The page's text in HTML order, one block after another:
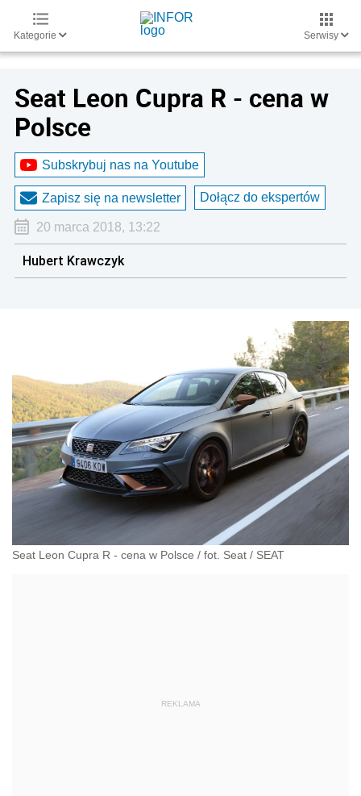
Kategorie Serwisy
Seat Leon Cupra R - cena w
Polsce
Subskrybuj nas na Youtube
Zapisz się na newsletter Dołącz do ekspertów
20 marca 2018, 13:22
Hubert Krawczyk
Seat Leon Cupra R - cena w Polsce / fot. Seat / SEAT